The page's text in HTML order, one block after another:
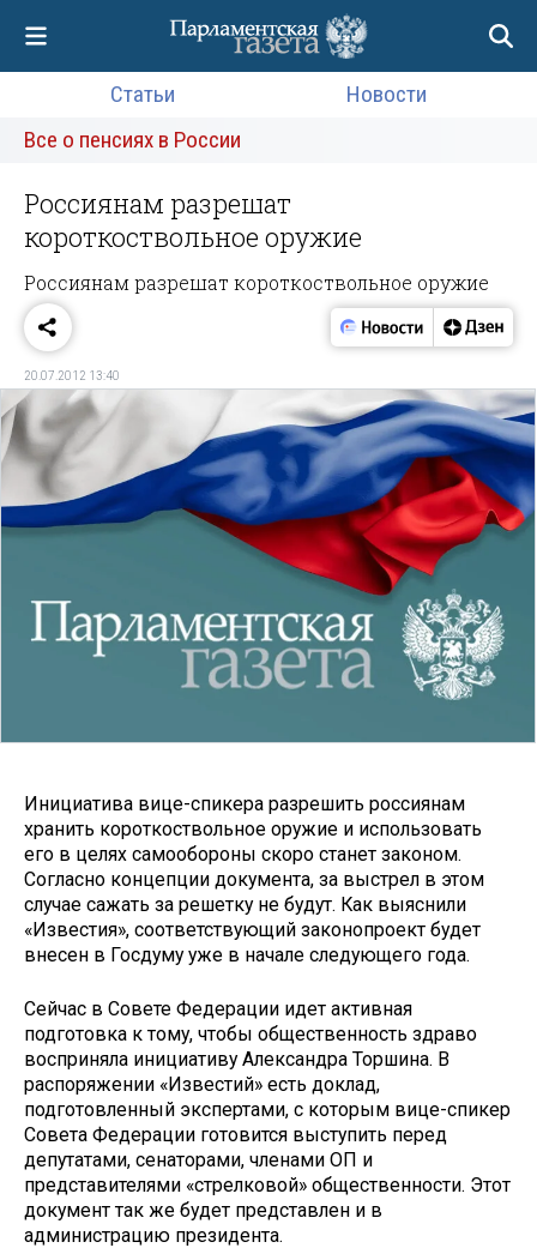
Статьи
Новости
Все о пенсиях в России
Россиянам разрешат
короткоствольное оружие
Россиянам разрешат короткоствольное оружие
20.07.2012 13:40
Инициатива вице-спикера разрешить россиянам
хранить короткоствольное оружие и использовать
его в целях самообороны скоро станет законом.
Согласно концепции документа, за выстрел в этом
случае сажать за решетку не будут. Как выяснили
«Известия», соответствующий законопроект будет
внесен в Госдуму уже в начале следующего года.
Сейчас в Совете Федерации идет активная
подготовка к тому, чтобы общественность здраво
восприняла инициативу Александра Торшина. В
распоряжении «Известий» есть доклад,
подготовленный экспертами, с которым вице-спикер
Совета Федерации готовится выступить перед
депутатами, сенаторами, членами ОП и
представителями «стрелковой» общественности. Этот
документ так же будет представлен и в
администрацию президента.